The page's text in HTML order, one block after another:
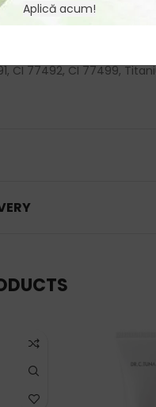
Aplică acum!
Oil, Sodium Chloride,
CI 77492, CI 77499,